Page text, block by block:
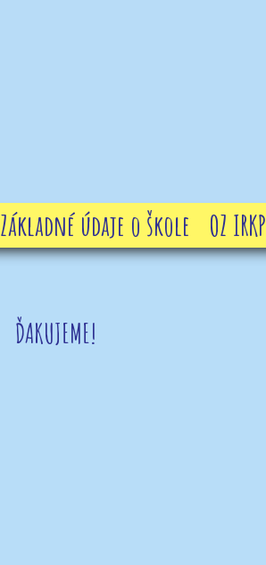
Základné údaje o škole OZ IRKP
ĎAKUJEME!